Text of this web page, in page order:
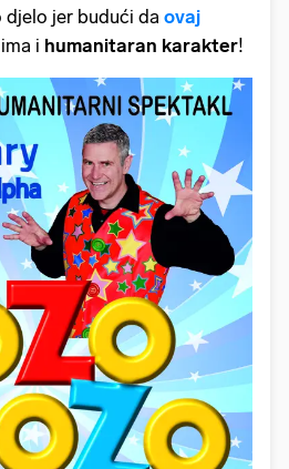
jer budući da ovaj
ima i humanitaran karakter!